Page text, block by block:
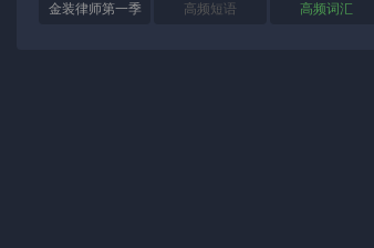
金装律师第一季 高频短语 高频词汇